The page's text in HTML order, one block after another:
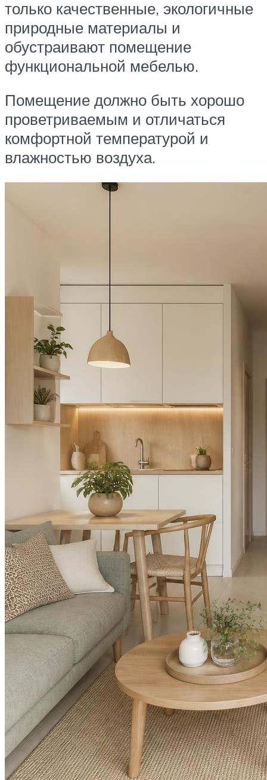
только качественные, экологичные
природные материалы и
обустраивают помещение
функциональной мебелью.
Помещение должно быть хорошо
проветриваемым и отличаться
комфортной температурой и
влажностью воздуха.